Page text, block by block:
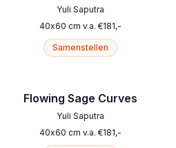
Yuli Saputra
40x60 cm v.a. €181,-
Samenstellen
Flowing Sage Curves
Yuli Saputra
40x60 cm v.a. €181,-